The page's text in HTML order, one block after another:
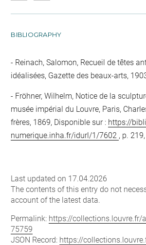
BIBLIOGRAPHY
Reinach, Salomon, Recueil de têtes
idéalisées, Gazette des beaux-arts,
Fröhner, Wilhelm, Notice de la
musée impérial du Louvre, Paris,
frères, 1869, Disponible sur : https://
numerique.inha.fr/idurl/1/7602 , p.
Last updated on 17.04.2026
The contents of this entry do not
account of the latest data.
Permalink: https://collections.louvre.fr/
75759
JSON Record: https://